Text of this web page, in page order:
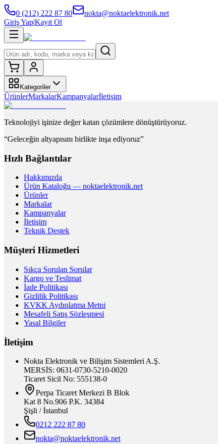
0 (212) 222 87 80
nokta@noktaelektronik.net
Giriş Yap|Kayıt Ol
Kategoriler
ÜrünlerMarkalarKampanyalarİletişim
Teknolojiyi işinize değer katan çözümlere dönüştürüyoruz.
“Geleceğin altyapısını birlikte inşa ediyoruz”
Hızlı Bağlantılar
Hakkımızda
Ürün Kataloğu — noktaelektronik.net
Ürünler
Markalar
Kampanyalar
İletişim
Teknik Destek
Müşteri Hizmetleri
Sıkça Sorulan Sorular
Kargo ve Teslimat
İade Politikası
Gizlilik Politikası
KVKK Aydınlatma Metni
Mesafeli Satış Sözleşmesi
Yasal Bilgiler
İletişim
Nokta Elektronik ve Bilişim Sistemleri A.Ş.
MERSİS: 0631-0730-5210-0020
Ticaret Sicil No: 555138-0
Perpa Ticaret Merkezi B Blok
Kat 8 No.906 P.K. 34384
Şişli / İstanbul
0212 222 87 80
nokta@noktaelektronik.net